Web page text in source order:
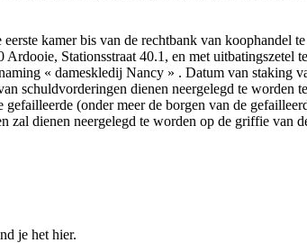
kamer bis van de rechtbank van koophandel
Stationsstraat 40.1, en met uitbatingszetel
« dameskledij Nancy » . Datum van
dienen neergelegd te worden
(onder meer de borgen van de
dienen neergelegd te worden op de griffie
je het hier.